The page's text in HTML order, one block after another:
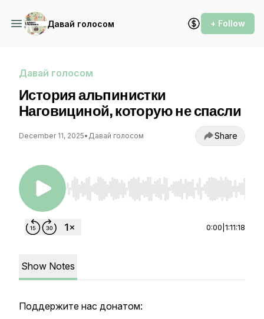
Давай голосом + Follow
Давай голосом
История альпинистки
Наговициной, которую не спасли
December 11, 2025• Давай голосом Share
Use Left/Right to seek, Home/End to jump to
0:00 1:11:18
Show Notes
Поддержите нас донатом: